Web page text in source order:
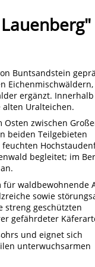
Buntsandstein
ergänzt. Innerhalb
Uralteichen.
zwischen
beiden Teilgebieten
begleitet; im
für waldbewohnende
sowie
streng geschützten
gefährdeter
und eignet sich
unterwuchsarmen